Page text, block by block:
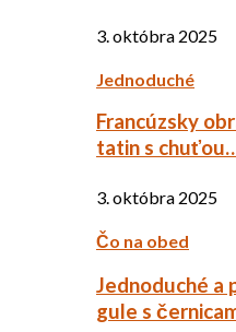
3. októbra 2025
Jednoduché
Francúzsky
tatin s
3. októbra 2025
Čo na obed
Jednoduché a
gule s